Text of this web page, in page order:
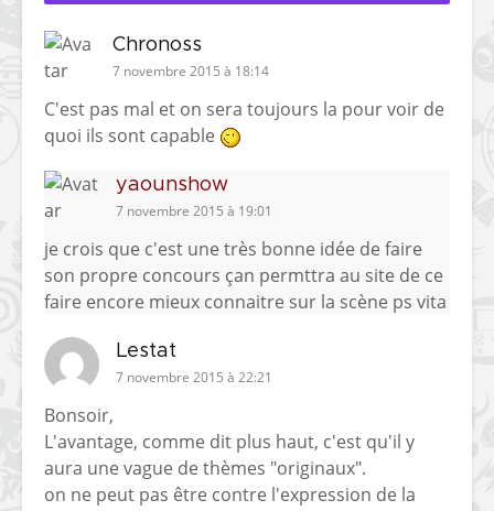
Chronoss
7 novembre 2015 à 18:14
C'est pas mal et on sera toujours la pour voir de
quoi ils sont capable
yaounshow
7 novembre 2015 à 19:01
je crois que c'est une très bonne idée de faire
son propre concours çan permttra au site de ce
faire encore mieux connaitre sur la scène ps vita
Lestat
7 novembre 2015 à 22:21
Bonsoir,
L'avantage, comme dit plus haut, c'est qu'il y
aura une vague de thèmes "originaux".
on ne peut pas être contre l'expression de la